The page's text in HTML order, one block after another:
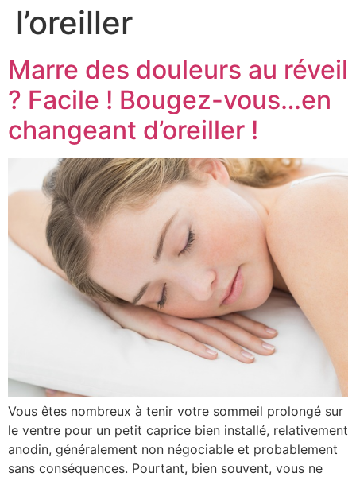
l’oreiller
Marre des douleurs au réveil
? Facile ! Bougez-vous…en
changeant d’oreiller !
Vous êtes nombreux à tenir votre sommeil prolongé sur
le ventre pour un petit caprice bien installé, relativement
anodin, généralement non négociable et probablement
sans conséquences. Pourtant, bien souvent, vous ne